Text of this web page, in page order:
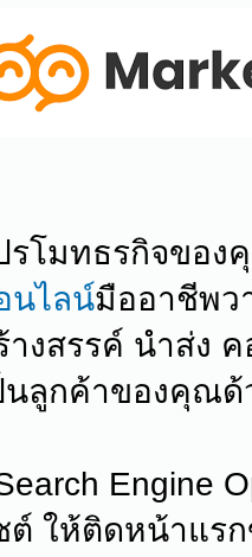
รโมทธรกิจขอ
นไลน์มืออาชีพว
างสรรค์ นำส่ง
นลูกค้าของคุณด้
Engine
ต์ ให้ติดหน้าแรก